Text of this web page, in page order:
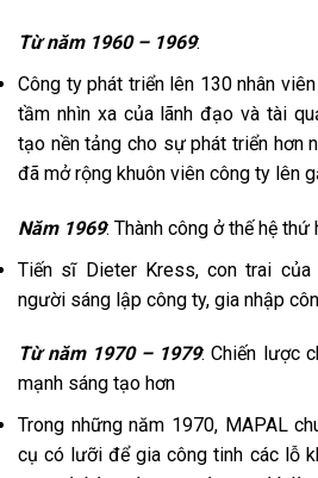
Từ năm 1960 – 1969:
Công ty phát triển lên 130 nhân
tầm nhìn xa của lãnh đạo và tài
tạo nền tảng cho sự phát triển hơn
đã mở rộng khuôn viên công ty lên
Năm 1969: Thành công ở thế hệ thứ
Tiến sĩ Dieter Kress, con trai
người sáng lập công ty, gia nhập
Từ năm 1970 – 1979: Chiến lược
mạnh sáng tạo hơn
Trong những năm 1970, MAPAL
cụ có lưỡi để gia công tinh các lỗ